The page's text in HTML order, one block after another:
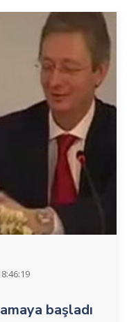
başladı